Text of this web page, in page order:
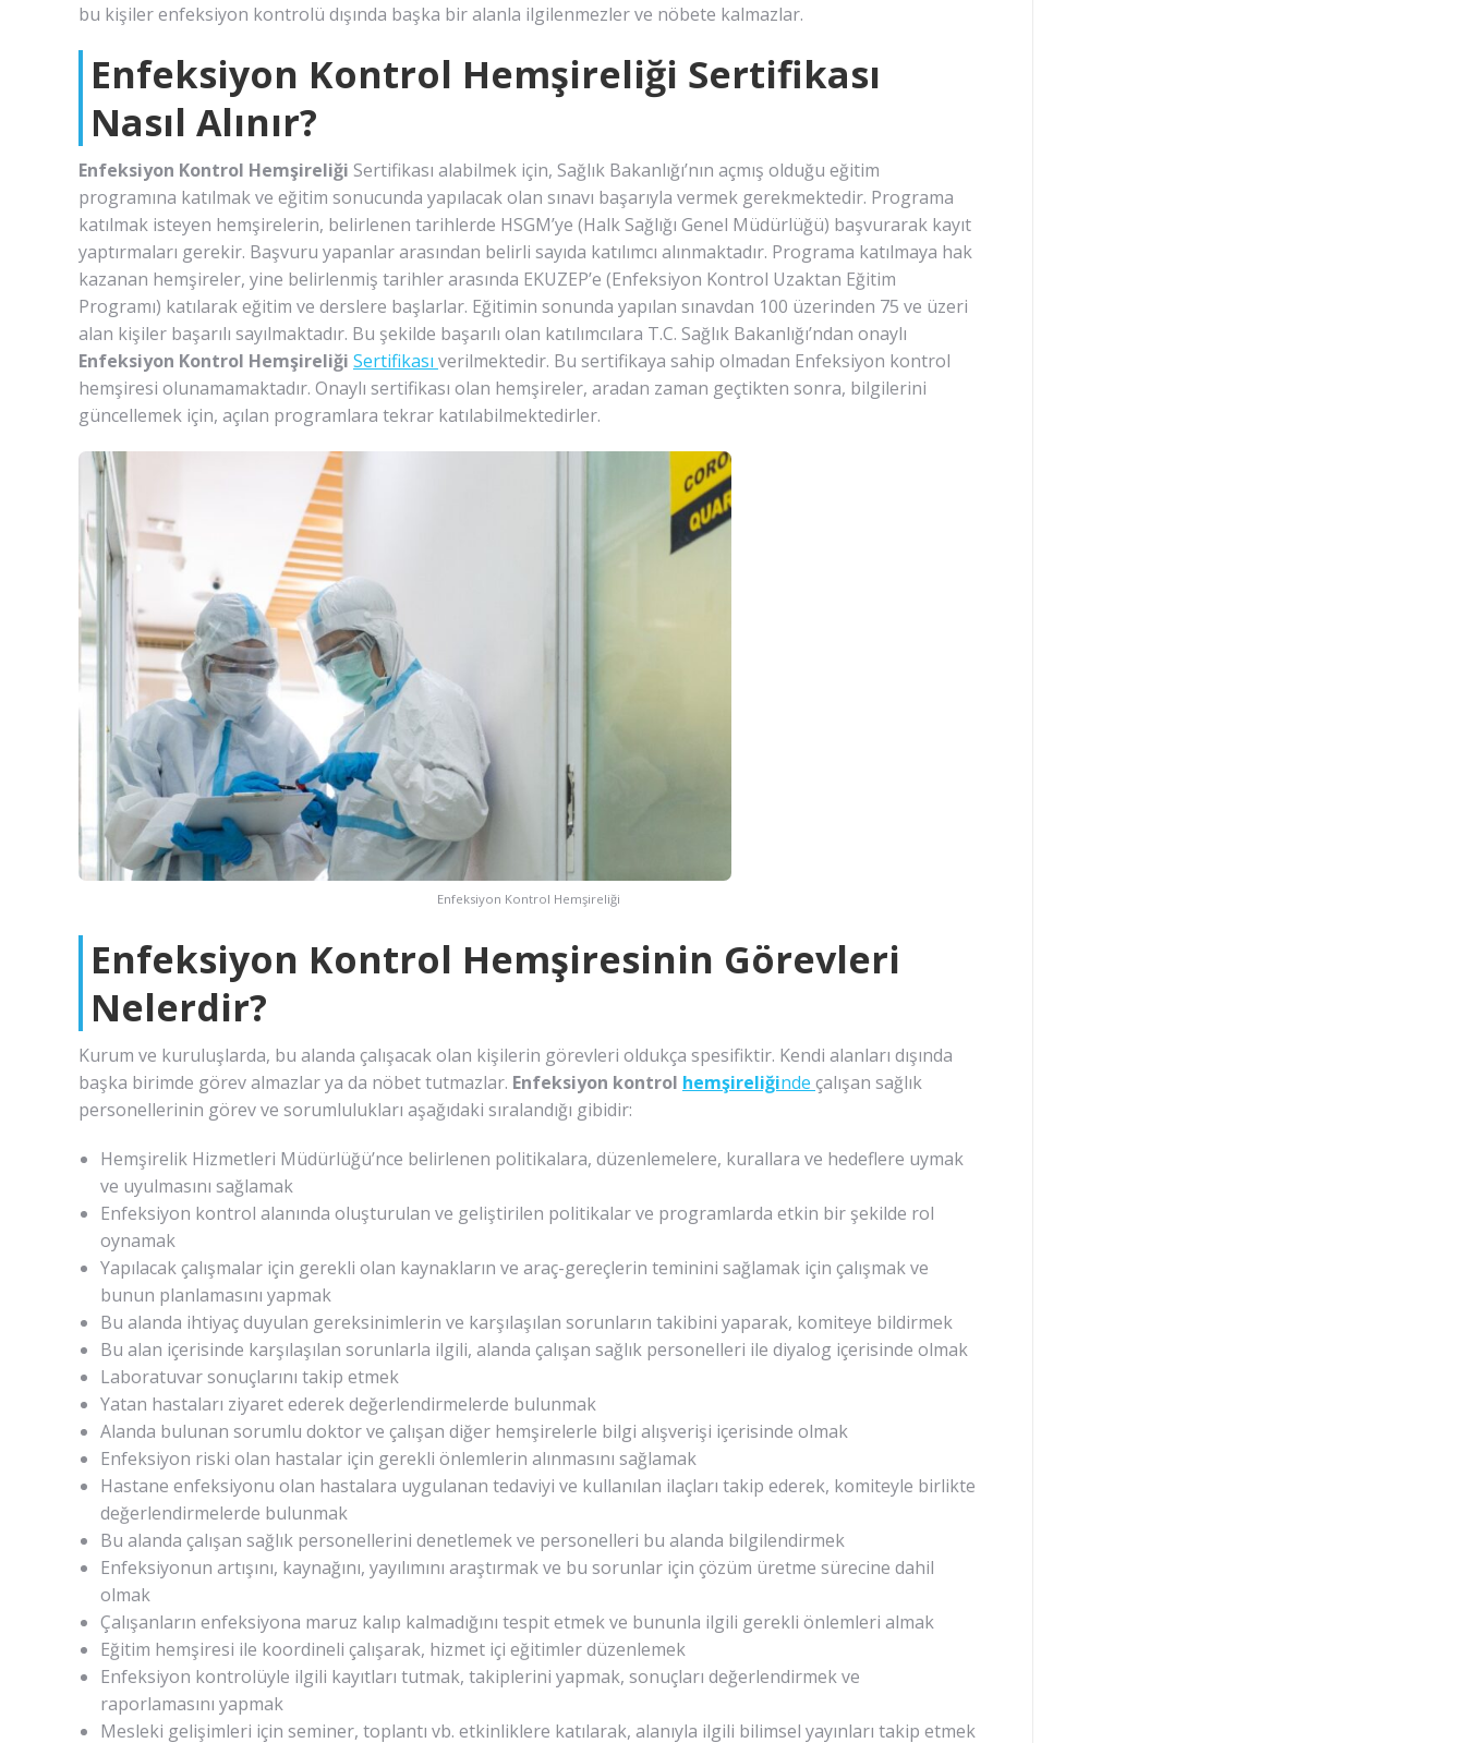
bu kişiler enfeksiyon kontrolü dışında başka bir alanla ilgilenmezler ve nöbete kalmazlar.
Enfeksiyon Kontrol Hemşireliği Sertifikası
Nasıl Alınır?
Enfeksiyon Kontrol Hemşireliği Sertifikası alabilmek için, Sağlık Bakanlığı’nın açmış olduğu eğitim
programına katılmak ve eğitim sonucunda yapılacak olan sınavı başarıyla vermek gerekmektedir. Programa
katılmak isteyen hemşirelerin, belirlenen tarihlerde HSGM’ye (Halk Sağlığı Genel Müdürlüğü) başvurarak kayıt
yaptırmaları gerekir. Başvuru yapanlar arasından belirli sayıda katılımcı alınmaktadır. Programa katılmaya hak
kazanan hemşireler, yine belirlenmiş tarihler arasında EKUZEP’e (Enfeksiyon Kontrol Uzaktan Eğitim
Programı) katılarak eğitim ve derslere başlarlar. Eğitimin sonunda yapılan sınavdan 100 üzerinden 75 ve üzeri
alan kişiler başarılı sayılmaktadır. Bu şekilde başarılı olan katılımcılara T.C. Sağlık Bakanlığı’ndan onaylı
Enfeksiyon Kontrol Hemşireliği Sertifikası verilmektedir. Bu sertifikaya sahip olmadan Enfeksiyon kontrol
hemşiresi olunamamaktadır. Onaylı sertifikası olan hemşireler, aradan zaman geçtikten sonra, bilgilerini
güncellemek için, açılan programlara tekrar katılabilmektedirler.
Enfeksiyon Kontrol Hemşireliği
Enfeksiyon Kontrol Hemşiresinin Görevleri
Nelerdir?
Kurum ve kuruluşlarda, bu alanda çalışacak olan kişilerin görevleri oldukça spesifiktir. Kendi alanları dışında
başka birimde görev almazlar ya da nöbet tutmazlar. Enfeksiyon kontrol hemşireliğinde çalışan sağlık
personellerinin görev ve sorumlulukları aşağıdaki sıralandığı gibidir:
Hemşirelik Hizmetleri Müdürlüğü’nce belirlenen politikalara, düzenlemelere, kurallara ve hedeflere uymak
ve uyulmasını sağlamak
Enfeksiyon kontrol alanında oluşturulan ve geliştirilen politikalar ve programlarda etkin bir şekilde rol
oynamak
Yapılacak çalışmalar için gerekli olan kaynakların ve araç-gereçlerin teminini sağlamak için çalışmak ve
bunun planlamasını yapmak
Bu alanda ihtiyaç duyulan gereksinimlerin ve karşılaşılan sorunların takibini yaparak, komiteye bildirmek
Bu alan içerisinde karşılaşılan sorunlarla ilgili, alanda çalışan sağlık personelleri ile diyalog içerisinde olmak
Laboratuvar sonuçlarını takip etmek
Yatan hastaları ziyaret ederek değerlendirmelerde bulunmak
Alanda bulunan sorumlu doktor ve çalışan diğer hemşirelerle bilgi alışverişi içerisinde olmak
Enfeksiyon riski olan hastalar için gerekli önlemlerin alınmasını sağlamak
Hastane enfeksiyonu olan hastalara uygulanan tedaviyi ve kullanılan ilaçları takip ederek, komiteyle birlikte
değerlendirmelerde bulunmak
Bu alanda çalışan sağlık personellerini denetlemek ve personelleri bu alanda bilgilendirmek
Enfeksiyonun artışını, kaynağını, yayılımını araştırmak ve bu sorunlar için çözüm üretme sürecine dahil
olmak
Çalışanların enfeksiyona maruz kalıp kalmadığını tespit etmek ve bununla ilgili gerekli önlemleri almak
Eğitim hemşiresi ile koordineli çalışarak, hizmet içi eğitimler düzenlemek
Enfeksiyon kontrolüyle ilgili kayıtları tutmak, takiplerini yapmak, sonuçları değerlendirmek ve
raporlamasını yapmak
Mesleki gelişimleri için seminer, toplantı vb. etkinliklere katılarak, alanıyla ilgili bilimsel yayınları takip etmek